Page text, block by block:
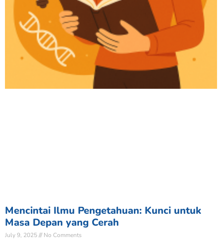
Mencintai Ilmu Pengetahuan: Kunci untuk
Masa Depan yang Cerah
July 9, 2025 No Comments